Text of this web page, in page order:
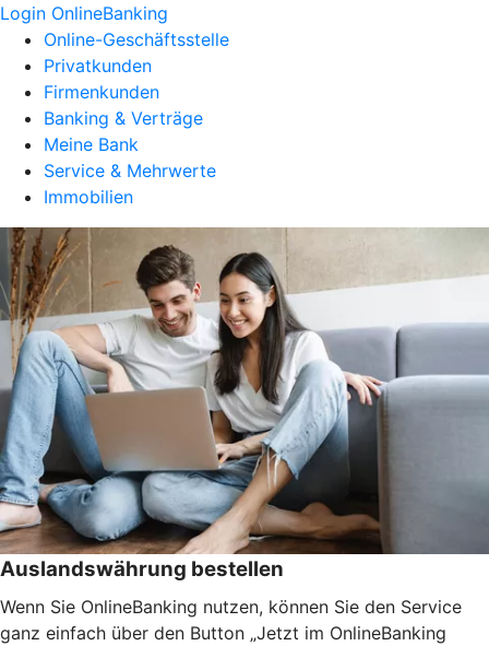
Login OnlineBanking
Online-Geschäftsstelle
Privatkunden
Firmenkunden
Banking & Verträge
Meine Bank
Service & Mehrwerte
Immobilien
Auslandswährung bestellen
Wenn Sie OnlineBanking nutzen, können Sie den Service
ganz einfach über den Button „Jetzt im OnlineBanking